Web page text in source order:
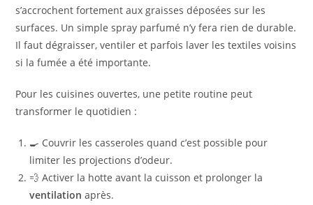
s’accrochent fortement aux graisses déposées sur les
surfaces. Un simple spray parfumé n’y fera rien de durable.
Il faut dégraisser, ventiler et parfois laver les textiles voisins
si la fumée a été importante.
Pour les cuisines ouvertes, une petite routine peut
transformer le quotidien :
🍳 Couvrir les casseroles quand c’est possible pour
limiter les projections d’odeur.
💨 Activer la hotte avant la cuisson et prolonger la
ventilation après.